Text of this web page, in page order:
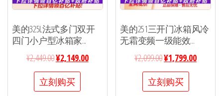
美的325L法式多门双开
四门小户型冰箱家...
¥2,449.00¥2,149.00
立刻购买
美的251三开门冰箱风冷
无霜变频一级能效...
¥2,099.00¥1,799.00
立刻购买